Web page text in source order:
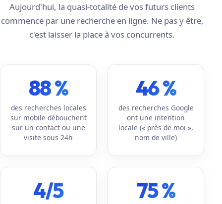
Aujourd'hui, la quasi-totalité de vos futurs clients
commence par une recherche en ligne. Ne pas y être,
c'est laisser la place à vos concurrents.
88 %
des recherches locales
sur mobile débouchent
sur un contact ou une
visite sous 24h
46 %
des recherches Google
ont une intention
locale (« près de moi »,
nom de ville)
4/5 75 %